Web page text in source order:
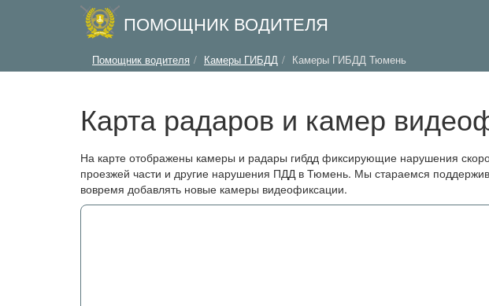
ПОМОЩНИК ВОДИТЕЛЯ
Помощник водителя Камеры ГИБДД Камеры ГИБДД Тюмень
Карта радаров и камер
На карте отображены камеры и радары гибдд фиксирующие нарушения
проезжей части и другие нарушения ПДД в Тюмень. Мы стараемся
вовремя добавлять новые камеры видеофиксации.